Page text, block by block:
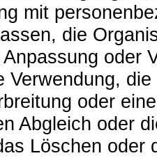
mit
die
oder
Verwendung,
oder
Abgleich oder
Löschen oder